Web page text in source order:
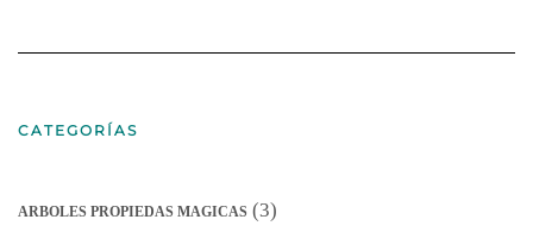
CATEGORÍAS
ARBOLES PROPIEDAS MAGICAS (3)